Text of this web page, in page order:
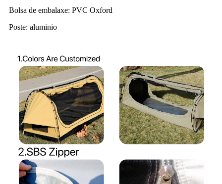
Bolsa de embalaxe: PVC Oxford
Poste: aluminio